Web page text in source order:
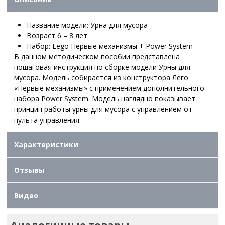
Название модели: Урна для мусора
Возраст 6 – 8 лет
Набор: Lego Первые механизмы + Power System
В данном методическом пособии представлена
пошаговая инструкция по сборке модели Урны для
мусора. Модель собирается из конструктора Лего
«Первые механизмы» с применением дополнительного
набора Power System. Модель наглядно показывает
принцип работы урны для мусора с управлением от
пульта управления.
Характеристики
Отзывы
Видео